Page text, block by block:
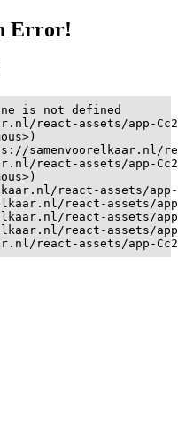
Error!
is not defined
react-assets/app-
samenvoorelkaar.nl/
react-assets/app-
react-assets/
react-assets/
react-assets/
react-assets/
react-assets/app-